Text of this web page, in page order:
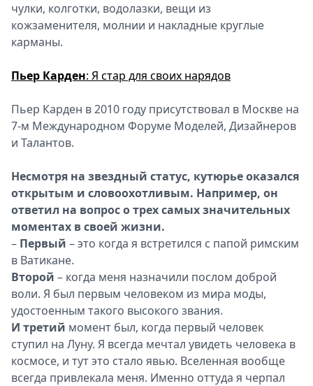
чулки, колготки, водолазки, вещи из
кожзаменителя, молнии и накладные круглые
карманы.
Пьер Карден: Я стар для своих нарядов
Пьер Карден в 2010 году присутствовал в Москве на
7-м Международном Форуме Моделей, Дизайнеров
и Талантов.
Несмотря на звездный статус, кутюрье оказался
открытым и словоохотливым. Например, он
ответил на вопрос о трех самых значительных
моментах в своей жизни.
– Первый – это когда я встретился с папой римским
в Ватикане.
Второй – когда меня назначили послом доброй
воли. Я был первым человеком из мира моды,
удостоенным такого высокого звания.
И третий момент был, когда первый человек
ступил на Луну. Я всегда мечтал увидеть человека в
космосе, и тут это стало явью. Вселенная вообще
всегда привлекала меня. Именно оттуда я черпал